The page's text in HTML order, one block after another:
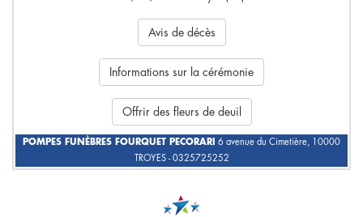
Avis de décès
Informations sur la cérémonie
Offrir des fleurs de deuil
POMPES FUNÈBRES FOURQUET PECORARI
6 avenue du Cimetière, 10000
TROYES - 0325725252